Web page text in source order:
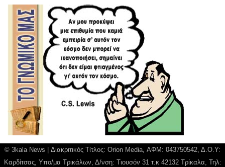
© 3kala News | Διακριτικός Τίτλος: Orion Media, ΑΦΜ: 043750542, Δ.Ο.Υ:
Καρδίτσας, Υπο/μα Τρικάλων, Δ/νση: Τιουσόν 31 τ.κ 42132 Τρίκαλα, Τηλ: